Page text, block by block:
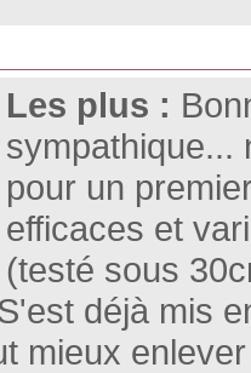
Les plus :
sympathique...
pour un
efficaces et
(testé sous
déjà mis
mieux